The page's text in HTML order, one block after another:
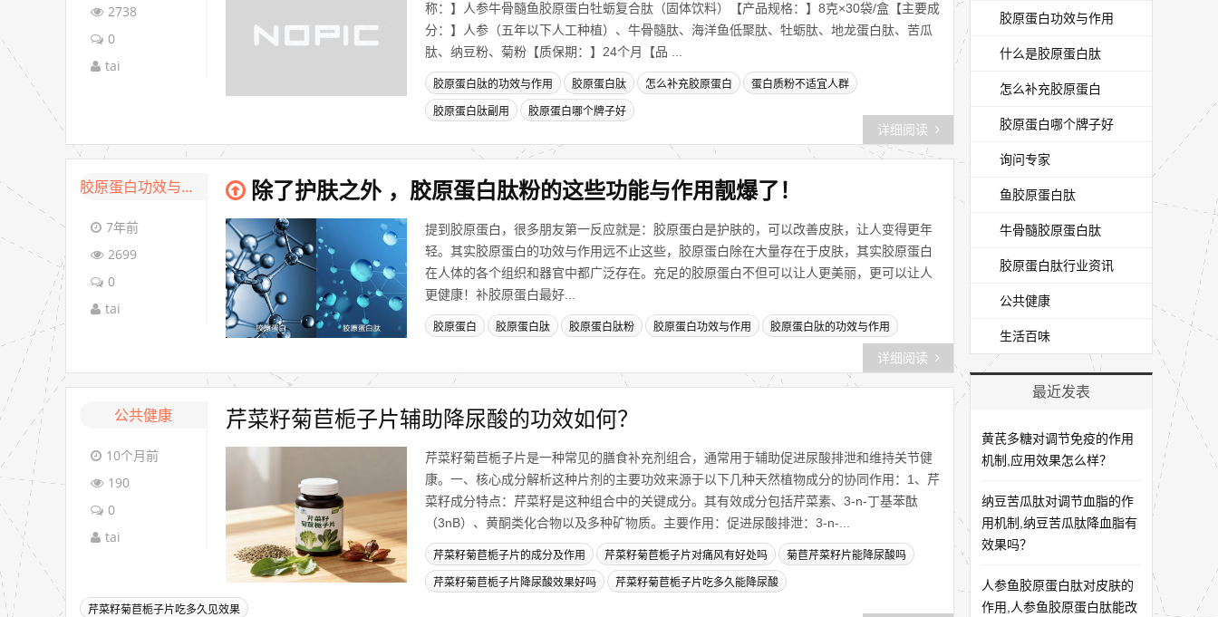
2738
0
tai
称：】人参牛骨髓鱼胶原蛋白牡蛎复合肽（固体饮料）【产品规格：】8克×30袋/盒【主要成
分：】人参（五年以下人工种植）、牛骨髓肽、海洋鱼低聚肽、牡蛎肽、地龙蛋白肽、苦瓜
肽、纳豆粉、菊粉【质保期：】24个月【品 ...
胶原蛋白肽的功效与作用 胶原蛋白肽 怎么补充胶原蛋白 蛋白质粉不适宜人群
胶原蛋白肽副用 胶原蛋白哪个牌子好
详细阅读
胶原蛋白功效与作用
7年前
2699
0
tai
除了护肤之外 ，胶原蛋白肽粉的这些功能与作用靓爆了！
提到胶原蛋白，很多朋友第一反应就是：胶原蛋白是护肤的，可以改善皮肤，让人变得更年
轻。其实胶原蛋白的功效与作用远不止这些，胶原蛋白除在大量存在于皮肤，其实胶原蛋白
在人体的各个组织和器官中都广泛存在。充足的胶原蛋白不但可以让人更美丽，更可以让人
更健康！补胶原蛋白最好...
胶原蛋白 胶原蛋白肽 胶原蛋白肽粉 胶原蛋白功效与作用 胶原蛋白肽的功效与作用
详细阅读
公共健康
10个月前
190
0
tai
芹菜籽菊苣栀子片辅助降尿酸的功效如何？
芹菜籽菊苣栀子片是一种常见的膳食补充剂组合，通常用于辅助促进尿酸排泄和维持关节健
康。一、核心成分解析这种片剂的主要功效来源于以下几种天然植物成分的协同作用：1、芹
菜籽成分特点：芹菜籽是这种组合中的关键成分。其有效成分包括芹菜素、3-n-丁基苯酞
（3nB）、黄酮类化合物以及多种矿物质。主要作用：促进尿酸排泄：3-n-...
芹菜籽菊苣栀子片的成分及作用 芹菜籽菊苣栀子片对痛风有好处吗 菊苣芹菜籽片能降尿酸吗
芹菜籽菊苣栀子片降尿酸效果好吗 芹菜籽菊苣栀子片吃多久能降尿酸
芹菜籽菊苣栀子片吃多久见效果
胶原蛋白功效与作用
什么是胶原蛋白肽
怎么补充胶原蛋白
胶原蛋白哪个牌子好
询问专家
鱼胶原蛋白肽
牛骨髓胶原蛋白肽
胶原蛋白肽行业资讯
公共健康
生活百味
最近发表
黄芪多糖对调节免疫的作用
机制,应用效果怎么样？
纳豆苦瓜肽对调节血脂的作
用机制,纳豆苦瓜肽降血脂有
效果吗？
人参鱼胶原蛋白肽对皮肤的
作用,人参鱼胶原蛋白肽能改